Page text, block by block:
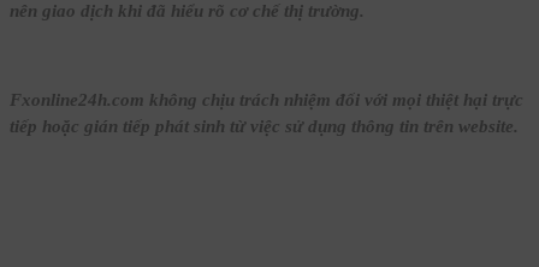
nên giao dịch khi đã hiểu rõ cơ chế thị trường.
Fxonline24h.com không chịu trách nhiệm đối với mọi thiệt hại trực
tiếp hoặc gián tiếp phát sinh từ việc sử dụng thông tin trên website.